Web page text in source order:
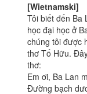
[Wietnamski]
Tôi biết đến Ba
học đại học ở
chúng tôi được
thơ Tố Hữu.
thơ:
Em ơi, Ba Lan
Đường bạch